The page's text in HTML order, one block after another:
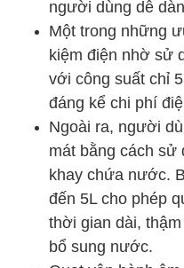
người dùng dễ
Một trong những
kiệm điện nhờ sử
với công suất chỉ
đáng kể chi phí
Ngoài ra, người
mát bằng cách sử
khay chứa nước.
đến 5L cho phép
thời gian dài,
bổ sung nước.